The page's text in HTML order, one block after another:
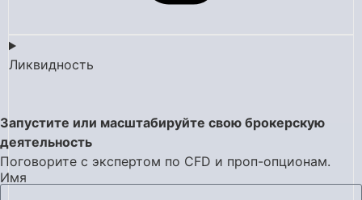
Ликвидность
Запустите или масштабируйте свою брокерскую
деятельность
Поговорите с экспертом по CFD и проп-опционам.
Имя